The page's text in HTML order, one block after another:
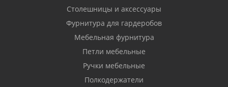
Столешницы и аксессуары
Фурнитура для гардеробов
Мебельная фурнитура
Петли мебельные
Ручки мебельные
Полкодержатели